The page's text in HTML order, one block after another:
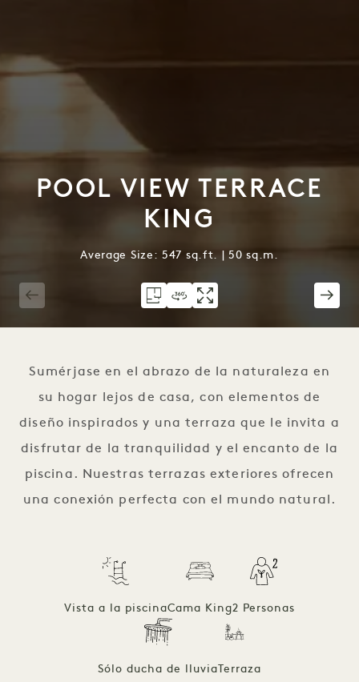
POOL VIEW TERRACE
KING
Average Size: 547 sq.ft. | 50 sq.m.
Sumérjase en el abrazo de la naturaleza en
su hogar lejos de casa, con elementos de
diseño inspirados y una terraza que le invita a
disfrutar de la tranquilidad y el encanto de la
piscina. Nuestras terrazas exteriores ofrecen
una conexión perfecta con el mundo natural.
Vista a la piscinaCama King2 Personas
Sólo ducha de lluviaTerraza